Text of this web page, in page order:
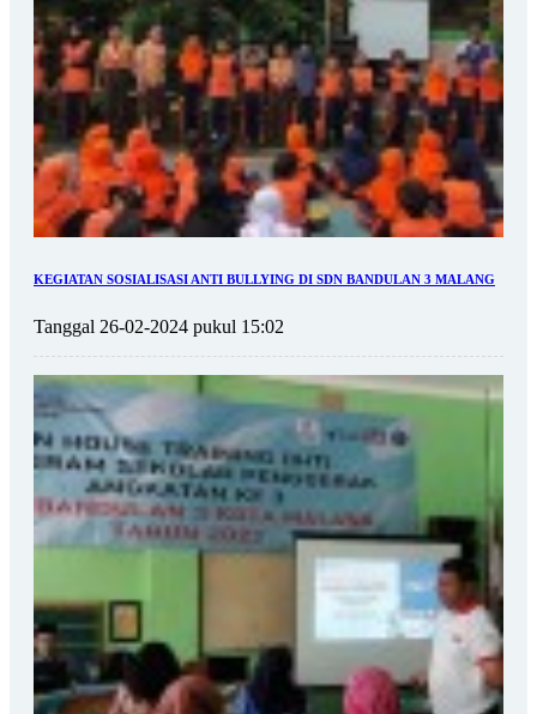
KEGIATAN SOSIALISASI ANTI BULLYING DI SDN BANDULAN 3 MALANG
Tanggal 26-02-2024 pukul 15:02